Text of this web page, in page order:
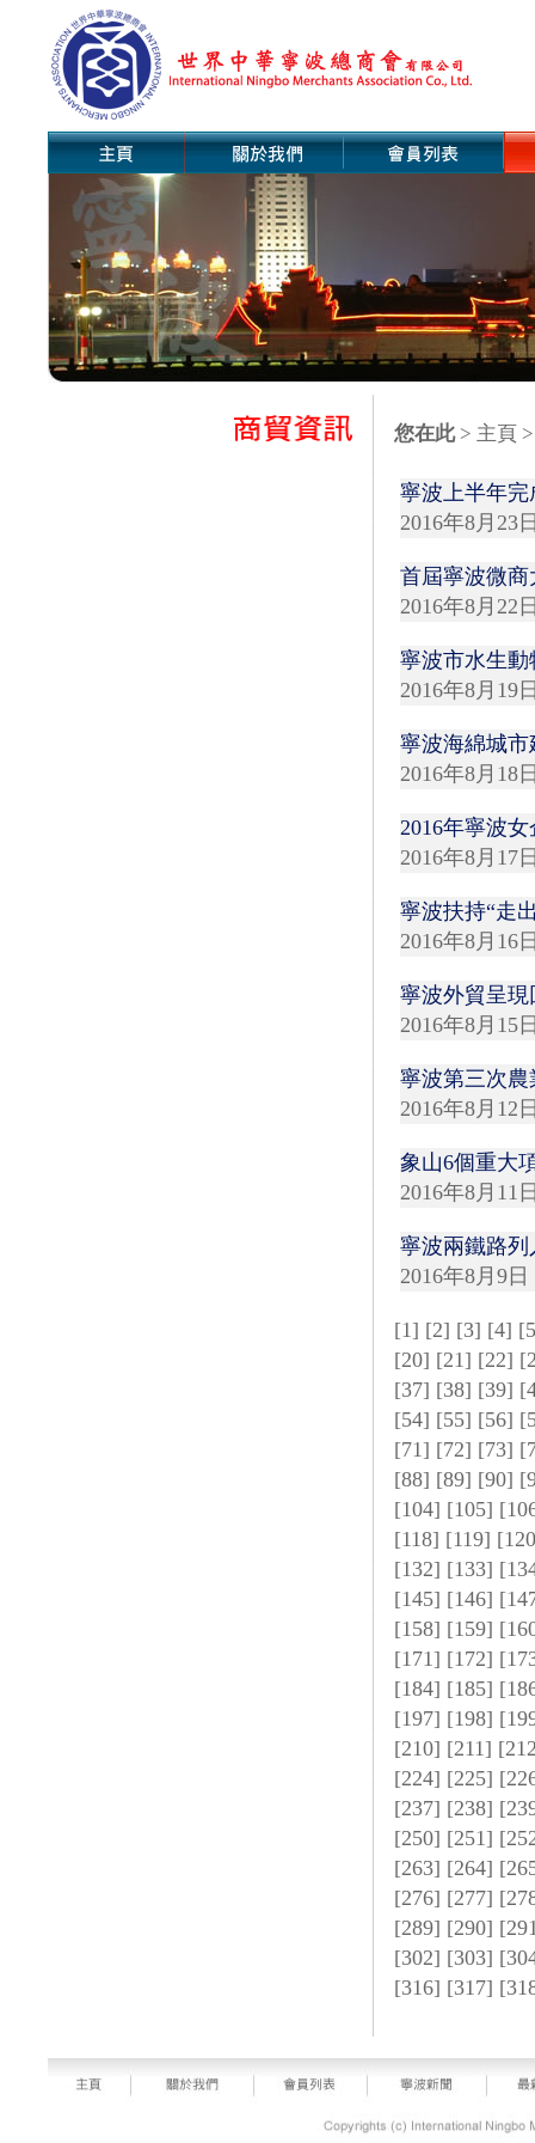
您在此> 主頁 >
寧波上半年完
2016年8月23
首屆寧波微商
2016年8月22
寧波市水生
2016年8月19
寧波海綿城
2016年8月18
2016年寧波
2016年8月17
寧波扶持“走
2016年8月16
寧波外貿呈現
2016年8月15
寧波第三次
2016年8月12
象山6個重大
2016年8月11
寧波兩鐵路
2016年8月9日
[1] [2] [3] [4] [5
[20] [21] [22] [
[37] [38] [39] [
[54] [55] [56] [
[71] [72] [73] [
[88] [89] [90] [
[104] [105] [
[118] [119] [120
[132] [133] [
[145] [146] [
[158] [159] [
[171] [172] [
[184] [185] [
[197] [198] [
[210] [211] [
[224] [225] [
[237] [238] [
[250] [251] [
[263] [264] [
[276] [277] [
[289] [290] [
[302] [303] [
[316] [317] [